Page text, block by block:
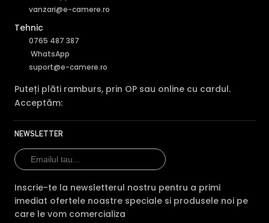
vanzari@e-camere.ro
Tehnic
0765 487 387
WhatsApp
suport@e-camere.ro
Puteți plăti ramburs, prin OP sau online cu cardul.
Acceptăm:
NEWSLETTER
Inscrie-te la newsletterul nostru pentru a primi
imediat ofertele noastre speciale si produsele noi pe
care le vom comercializa